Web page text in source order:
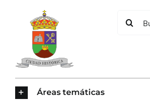
contenido
Buscar:
Áreas temáticas